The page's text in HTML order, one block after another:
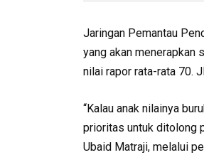
Jaringan Pemantau
yang akan menerapkan
nilai rapor rata-rata 70.
“Kalau anak nilainya
prioritas untuk ditolong
Ubaid Matraji, melalui